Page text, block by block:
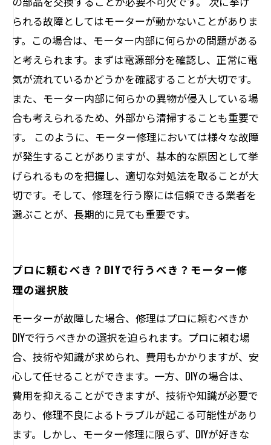
られる故障としてはモーターが動かないことがありま
す。この場合は、モーター内部に何らかの問題がある
と考えられます。まずは電源部分を確認し、正常に電
気が流れているかどうかを確認することが大切です。
また、モーター内部に何らかの異物が侵入している場
合も考えられるため、外部から清掃することも重要で
す。 このように、モーター修理においては様々な故障
が発生することがありますが、基本的な原因として挙
げられるものを把握し、適切な対処法を取ることが大
切です。そして、修理を行う際には信頼できる業者を
選ぶことが、長期的に見ても重要です。
プロに頼むべき？DIYで行うべき？モーター修
理の選択肢
モーターが故障した場合、修理はプロに頼むべきか
DIYで行うべきかの選択を迫られます。プロに頼む場
合、技術や知識が求められ、費用もかかりますが、安
心して任せることができます。一方、DIYの場合は、
費用を抑えることができますが、技術や知識が必要で
あり、修理不良によるトラブルが起こる可能性があり
ます。しかし、モーター修理に限らず、DIYが好きな